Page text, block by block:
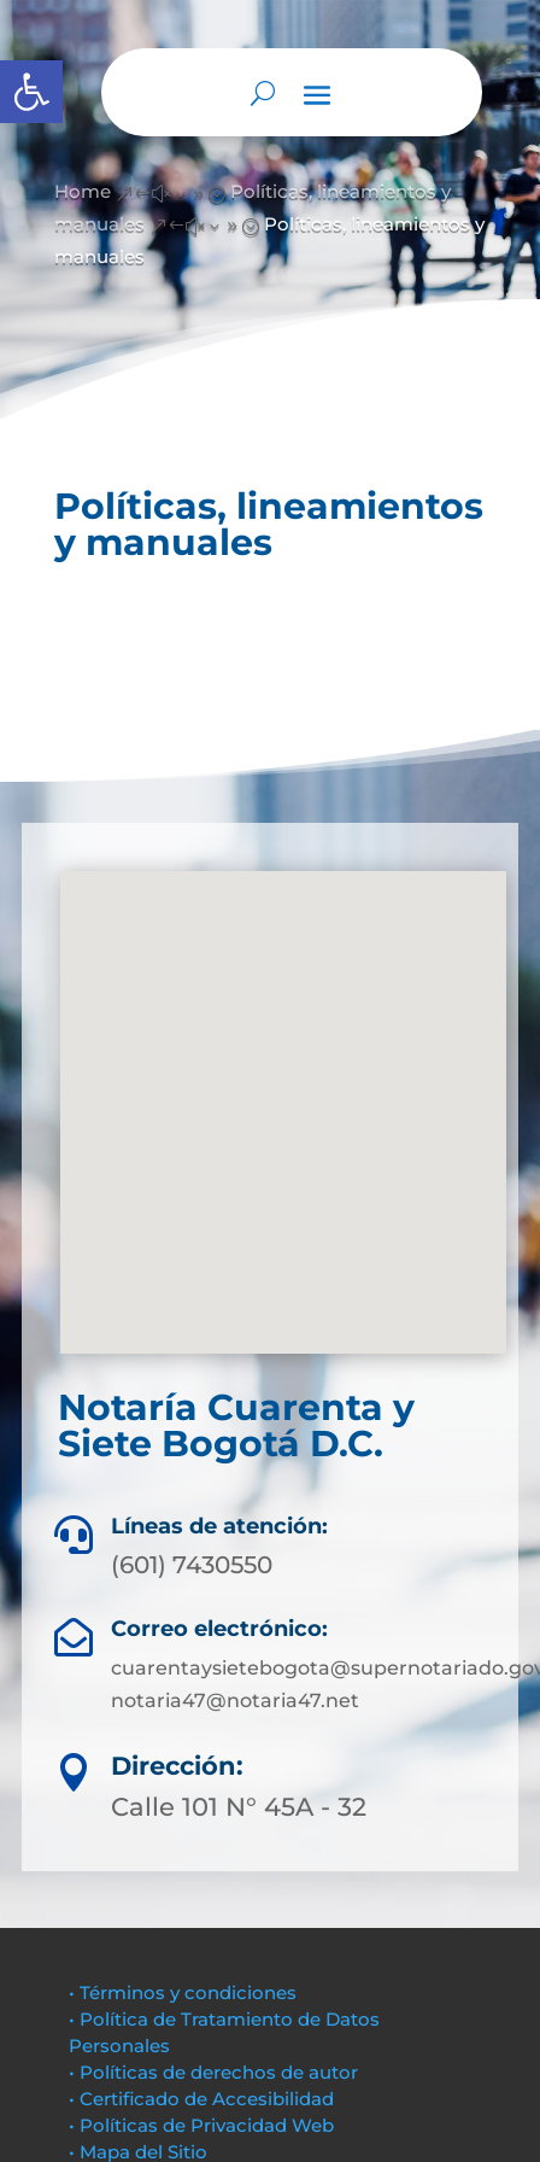
Abrir barra de herramientas
Home &#x39; Políticas, lineamientos y
manuales &#x39; Políticas, lineamientos y
manuales
Políticas, lineamientos
y manuales
Notaría Cuarenta y
Siete Bogotá D.C.
 Líneas de atención:
(601) 7430550
 Correo electrónico:
notaria47@notaria47.net

Dirección:
Calle 101 N° 45A - 32
• Términos y condiciones
• Política de Tratamiento de Datos
Personales
• Políticas de derechos de autor
• Certificado de Accesibilidad
• Políticas de Privacidad Web
• Mapa del Sitio